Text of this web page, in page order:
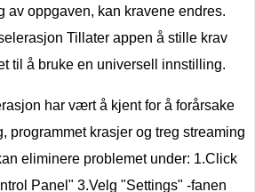
av oppgaven, kan kravene endres.
Tillater appen å stille krav
til å bruke en universell innstilling.
har vært å kjent for å forårsake
programmet krasjer og treg streaming
eliminere problemet under: 1.Click
Panel" 3.Velg "Settings" -fanen